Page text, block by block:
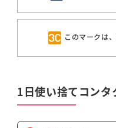
このマークは
1日使い捨てコンタ